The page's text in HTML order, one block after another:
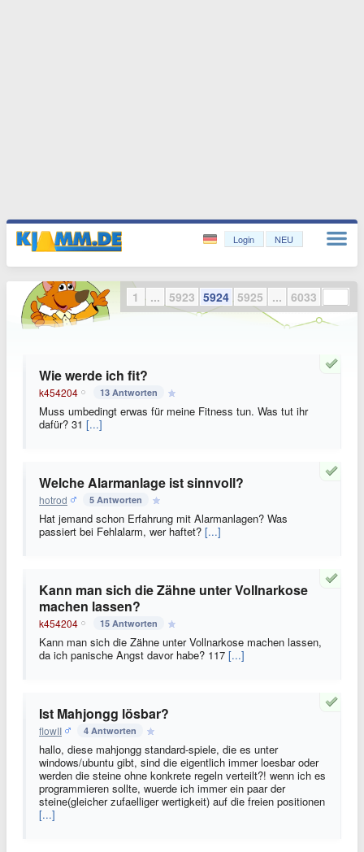
Login NEU
Wie werde ich fit?
k454204 13 Antworten
Muss umbedingt erwas für meine Fitness tun. Was tut ihr
dafür? 31 [...]
Welche Alarmanlage ist sinnvoll?
hotrod 5 Antworten
Hat jemand schon Erfahrung mit Alarmanlagen? Was
passiert bei Fehlalarm, wer haftet? [...]
Kann man sich die Zähne unter Vollnarkose
machen lassen?
k454204 15 Antworten
Kann man sich die Zähne unter Vollnarkose machen lassen,
da ich panische Angst davor habe? 117 [...]
Ist Mahjongg lösbar?
flowII 4 Antworten
hallo, diese mahjongg standard-spiele, die es unter
windows/ubuntu gibt, sind die eigentlich immer loesbar oder
werden die steine ohne konkrete regeln verteilt?! wenn ich es
programmieren sollte, wuerde ich immer ein paar der
steine(gleicher zufaelliger wertigkeit) auf die freien positionen
[...]
1 ... 5923 5924 5925 ... 6033